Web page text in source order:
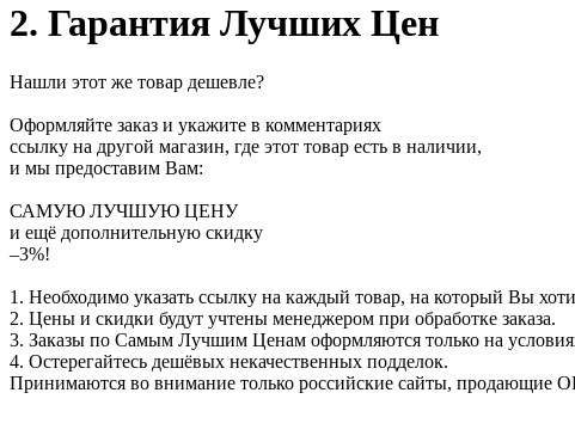
2. Гарантия Лучших Цен
Нашли этот же товар дешевле?
Оформляйте заказ и укажите в комментариях
ссылку на другой магазин, где этот товар есть в наличии,
и мы предоставим Вам:
САМУЮ ЛУЧШУЮ ЦЕНУ
и ещё дополнительную скидку
–3%!
1. Необходимо указать ссылку на каждый товар, на который Вы
2. Цены и скидки будут учтены менеджером при обработке заказа.
3. Заказы по Самым Лучшим Ценам оформляются только на
4. Остерегайтесь дешёвых некачественных подделок.
Принимаются во внимание только российские сайты, продающие